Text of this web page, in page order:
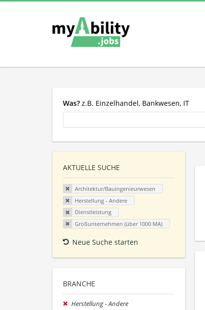
Was? z.B. Einzelhandel, Bankwesen, IT
AKTUELLE SUCHE
Architektur/Bauingenieurwesen
Herstellung - Andere
Dienstleistung
Großunternehmen (über 1000 MA)
Neue Suche starten
BRANCHE
Herstellung - Andere